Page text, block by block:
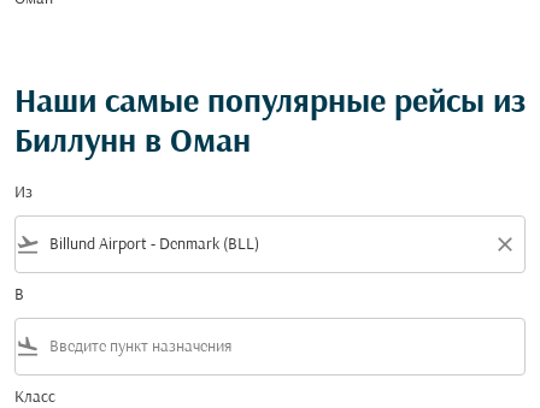
Наши самые популярные рейсы из
Биллунн в Оман
Из
flight_takeoff close
В
flight_land
Класс